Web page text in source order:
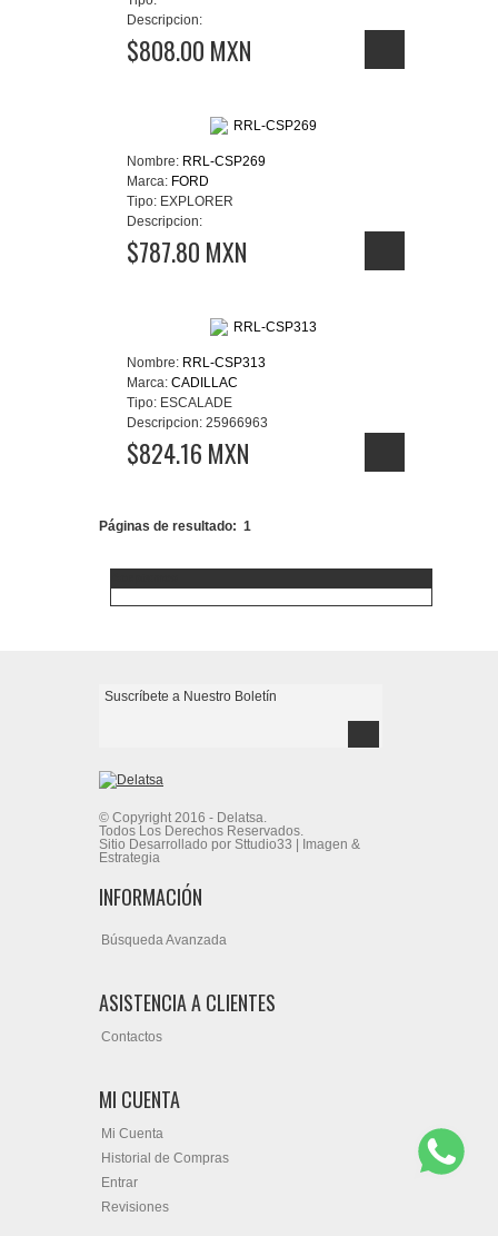
Descripcion:
$808.00 MXN
Nombre: RRL-CSP269
Marca: FORD
Tipo: EXPLORER
Descripcion:
$787.80 MXN
Nombre: RRL-CSP313
Marca: CADILLAC
Tipo: ESCALADE
Descripcion: 25966963
$824.16 MXN
Páginas de resultado: 1
© Copyright 2016 - Delatsa.
Todos Los Derechos Reservados.
Sitio Desarrollado por Sttudio33 | Imagen &
Estrategia
INFORMACIÓN
Búsqueda Avanzada
ASISTENCIA A CLIENTES
Contactos
MI CUENTA
Mi Cuenta
Historial de Compras
Entrar
Revisiones